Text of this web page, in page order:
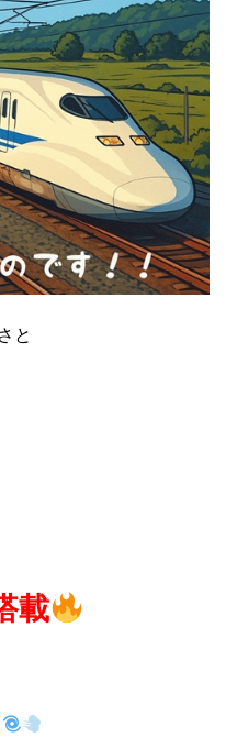
と
載